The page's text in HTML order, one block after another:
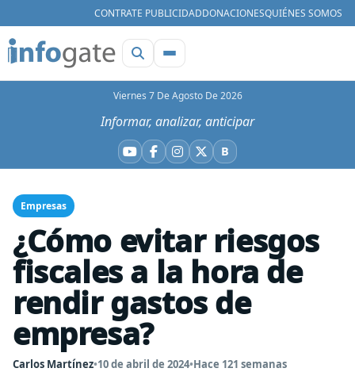
CONTRATE PUBLICIDADDONACIONESQUIÉNES SOMOS
Viernes 7 De Agosto De 2026
Informar, analizar, anticipar
YouTube
Facebook
Instagram
X BBluesky
Empresas
¿Cómo evitar riesgos
fiscales a la hora de
rendir gastos de
empresa?
Carlos Martínez•10 de abril de 2024•Hace 121 semanas